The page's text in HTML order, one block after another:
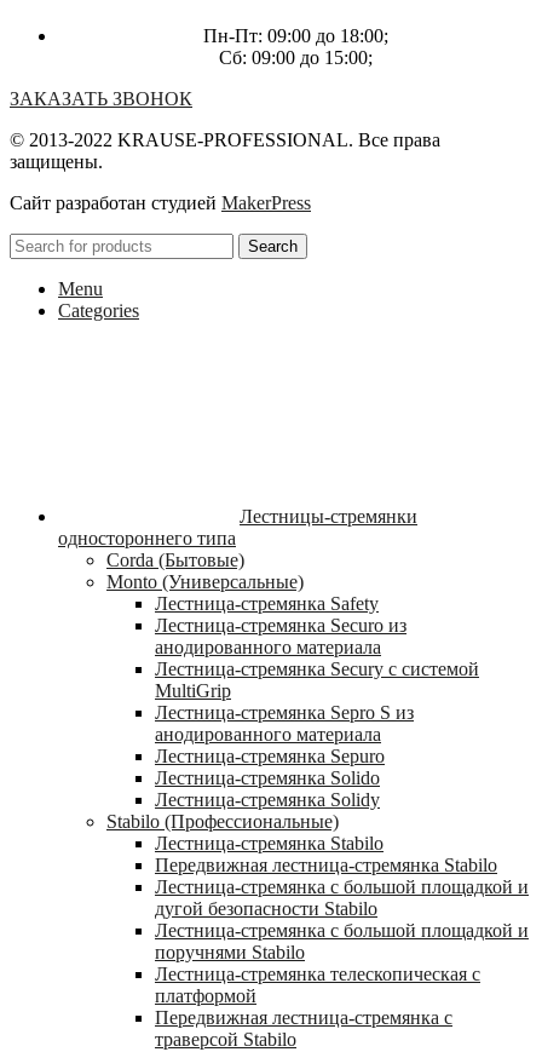
Пн-Пт: 09:00 до 18:00;
Сб: 09:00 до 15:00;
ЗАКАЗАТЬ ЗВОНОК
© 2013-2022 KRAUSE-PROFESSIONAL. Все права
защищены.
Сайт разработан студией MakerPress
Search
Menu
Categories
Лестницы-стремянки
одностороннего типа
Corda (Бытовые)
Monto (Универсальные)
Лестница-стремянка Safety
Лестница-стремянка Securo из
анодированного материала
Лестница-стремянка Secury с системой
MultiGrip
Лестница-стремянка Sepro S из
анодированного материала
Лестница-стремянка Sepuro
Лестница-стремянка Solido
Лестница-стремянка Solidy
Stabilo (Профессиональные)
Лестница-стремянка Stabilo
Передвижная лестница-стремянка Stabilo
Лестница-стремянка с большой площадкой и
дугой безопасности Stabilo
Лестница-стремянка с большой площадкой и
поручнями Stabilo
Лестница-стремянка телескопическая с
платформой
Передвижная лестница-стремянка с
траверсой Stabilo